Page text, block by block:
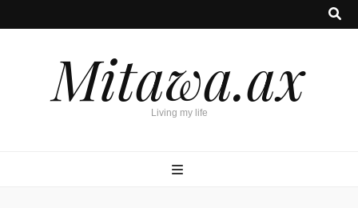
Mitawa.ax
Living my life